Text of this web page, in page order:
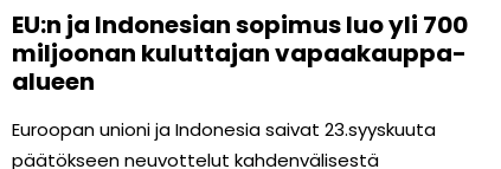
EU:n ja Indonesian sopimus luo yli 700
miljoonan kuluttajan vapaakauppa-
alueen
Euroopan unioni ja Indonesia saivat 23.syyskuuta
päätökseen neuvottelut kahdenvälisestä